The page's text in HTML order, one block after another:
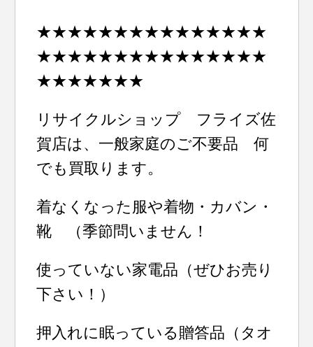
★★★★★★★★★★★★★★★
★★★★★★★★★★★★★★★
★★★★★★★
リサイクルショップ フライズ佐
賀店は、一般家庭のご不要品 何
でも買取ります。
着なくなった服や着物・カバン・
靴 （季節問いません！
使っていない家電品（ぜひお売り
下さい！）
押入れに眠っている贈答品（タオ